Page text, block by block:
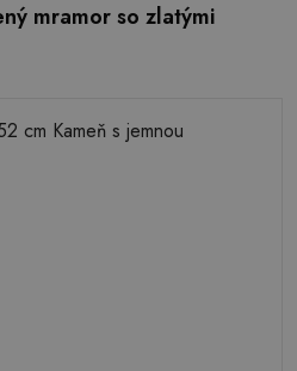
mramor so zlatými